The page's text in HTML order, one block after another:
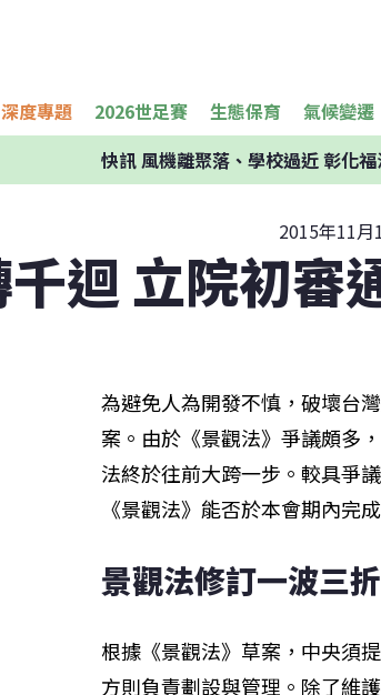
深度專題 2026世足賽 生態保育 氣候變遷
快訊風機離聚落、學校過近 彰化
2015年11月
迴 立院初審
為避免人為開發不慎，破壞台
案。由於《景觀法》爭議頗多
法終於往前大跨一步。較具爭
《景觀法》能否於本會期內完
景觀法修訂一波三
根據《景觀法》草案，中央須
方則負責劃設與管理。除了維